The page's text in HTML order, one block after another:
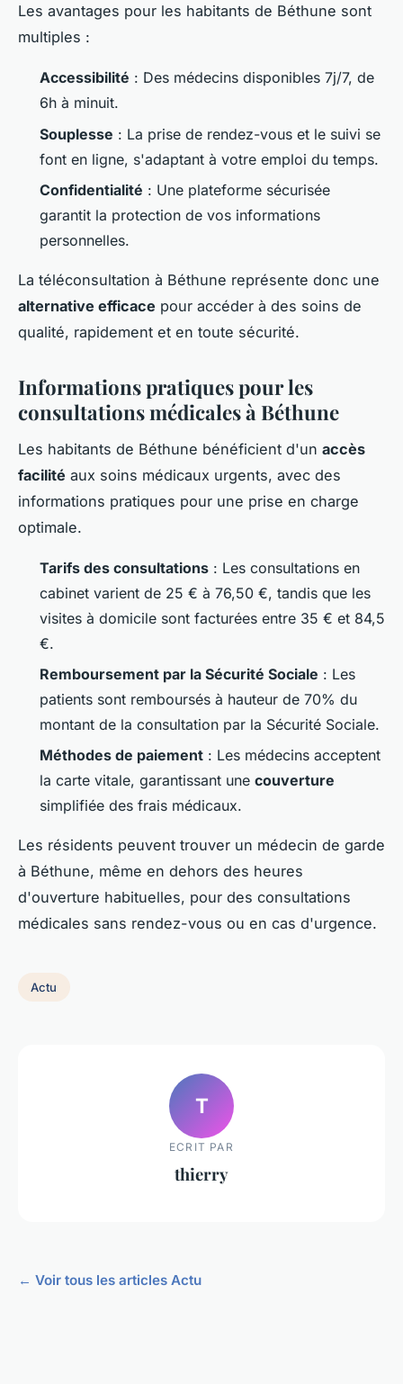
Les avantages pour les habitants de Béthune sont
multiples :
Accessibilité : Des médecins disponibles 7j/7, de
6h à minuit.
Souplesse : La prise de rendez-vous et le suivi se
font en ligne, s'adaptant à votre emploi du temps.
Confidentialité : Une plateforme sécurisée
garantit la protection de vos informations
personnelles.
La téléconsultation à Béthune représente donc une
alternative efficace pour accéder à des soins de
qualité, rapidement et en toute sécurité.
Informations pratiques pour les
consultations médicales à Béthune
Les habitants de Béthune bénéficient d'un accès
facilité aux soins médicaux urgents, avec des
informations pratiques pour une prise en charge
optimale.
Tarifs des consultations : Les consultations en
cabinet varient de 25 € à 76,50 €, tandis que les
visites à domicile sont facturées entre 35 € et 84,5
€.
Remboursement par la Sécurité Sociale : Les
patients sont remboursés à hauteur de 70% du
montant de la consultation par la Sécurité Sociale.
Méthodes de paiement : Les médecins acceptent
la carte vitale, garantissant une couverture
simplifiée des frais médicaux.
Les résidents peuvent trouver un médecin de garde
à Béthune, même en dehors des heures
d'ouverture habituelles, pour des consultations
médicales sans rendez-vous ou en cas d'urgence.
Actu
T
ECRIT PAR
thierry
← Voir tous les articles Actu